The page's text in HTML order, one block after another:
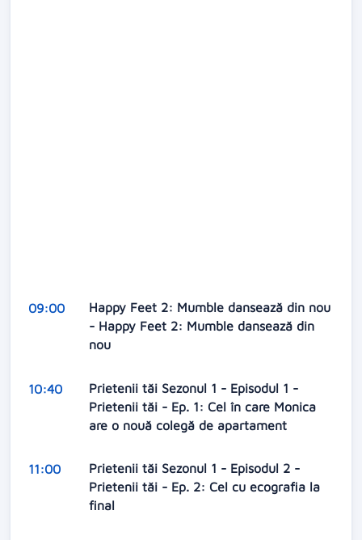
09:00
Happy Feet 2: Mumble dansează din nou
- Happy Feet 2: Mumble dansează din
nou
10:40
Prietenii tăi Sezonul 1 - Episodul 1 -
Prietenii tăi - Ep. 1: Cel în care Monica
are o nouă colegă de apartament
11:00
Prietenii tăi Sezonul 1 - Episodul 2 -
Prietenii tăi - Ep. 2: Cel cu ecografia la
final